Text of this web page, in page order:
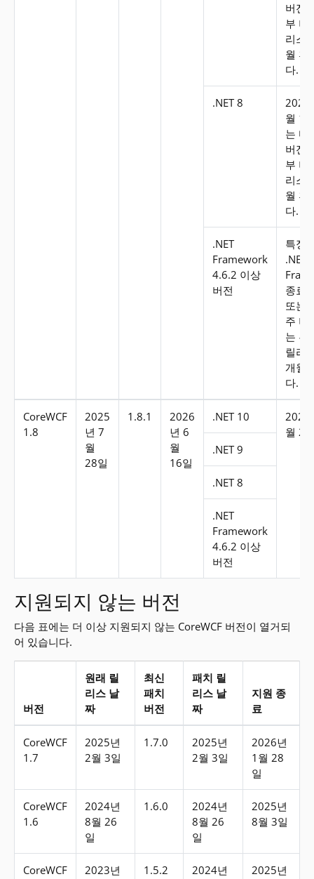
버전
부 버
리스
월 후
다.
.NET 8
2026
월 10
는 다
버전
부 버
리스
월 후
다.
.NET
Framework
4.6.2 이상
버전
특정
.NET
종료
또는
주 버
는 부
릴리
개월
다.
CoreWCF
1.8
2025
년 7
월
28일
1.8.1
2026
년 6
월
16일
.NET 10
2026
월 24
.NET 9
.NET 8
.NET
Framework
4.6.2 이상
버전
지원되지 않는 버전
다음 표에는 더 이상 지원되지 않는 CoreWCF 버전이 열거되
어 있습니다.
버전
원래 릴
리스 날
짜
최신
패치
버전
패치 릴
리스 날
짜
지원 종
료
CoreWCF
1.7
2025년
2월 3일
1.7.0
2025년
2월 3일
2026년
1월 28
일
CoreWCF
1.6
2024년
8월 26
일
1.6.0
2024년
8월 26
일
2025년
8월 3일
CoreWCF
2023년
1.5.2
2024년
2025년